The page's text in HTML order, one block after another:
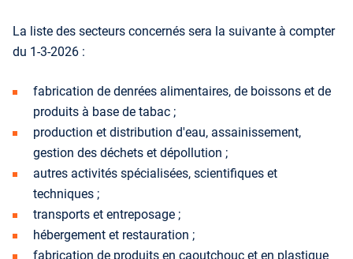
La liste des secteurs concernés sera la suivante à compter
du 1-3-2026 :
fabrication de denrées alimentaires, de boissons et de
produits à base de tabac ;
production et distribution d'eau, assainissement,
gestion des déchets et dépollution ;
autres activités spécialisées, scientifiques et
techniques ;
transports et entreposage ;
hébergement et restauration ;
fabrication de produits en caoutchouc et en plastique